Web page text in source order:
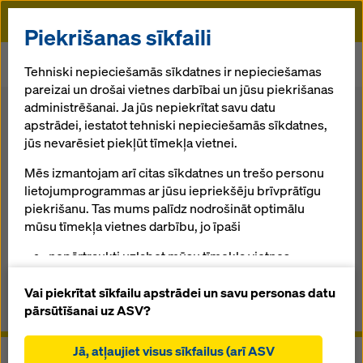
Doka
Paneļu pārseguma veidņi Dokadek 30
Atpakaļ uz pārskatu Veikals
Paneļu pārseguma veidņi Dokadek
30
Manuāli montējama bezsiju sistēma nodrošina ātru
darbu būvlaukumā
Rokasgrāmatas, dokumenti un video
Piekrišanas sīkfaili
Tehniski nepieciešamās sīkdatnes ir nepieciešamas
pareizai un drošai vietnes darbībai un jūsu piekrišanas
administrēšanai. Ja jūs nepiekrītat savu datu
apstrādei, iestatot tehniski nepieciešamās sīkdatnes,
jūs nevarēsiet piekļūt tīmekļa vietnei.
Mēs izmantojam arī citas sīkdatnes un trešo personu
lietojumprogrammas ar jūsu iepriekšēju brīvprātīgu
piekrišanu. Tas mums palīdz nodrošināt optimālu
mūsu tīmekļa vietnes darbību, jo īpaši
nepārtraukti uzlabot mūsu tīmekļa vietnes
sīkdatnes),
atvieglot netraucētu iepirkšanās procesu,
un statistiskās sīkdatnes),
Vai piekrītat sīkfailu apstrādei un savu personas datu
pārsūtīšanai uz ASV?
Jā, atļaujiet visus sīkfailus (arī ASV